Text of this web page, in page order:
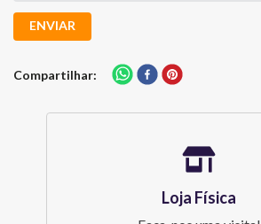
ENVIAR
Compartilhar
Loja Física